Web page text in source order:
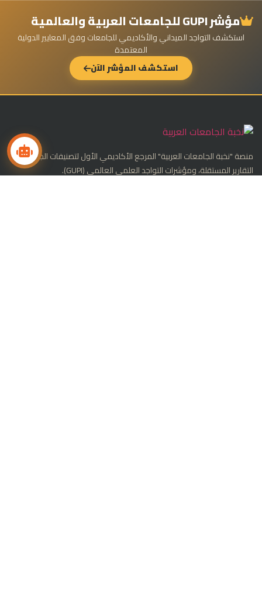
مؤشر GUPI للجامعات العربية والعالمية
استكشف التواجد الميداني والأكاديمي للجامعات وفق المعايير الدولية
المعتمدة
استكشف المؤشر الآن
منصة "نخبة الجامعات العربية" المرجع الأكاديمي الأول لتصنيفات الجامعات،
التقارير المستقلة، ومؤشرات التواجد العلمي العالمي (GUPI).